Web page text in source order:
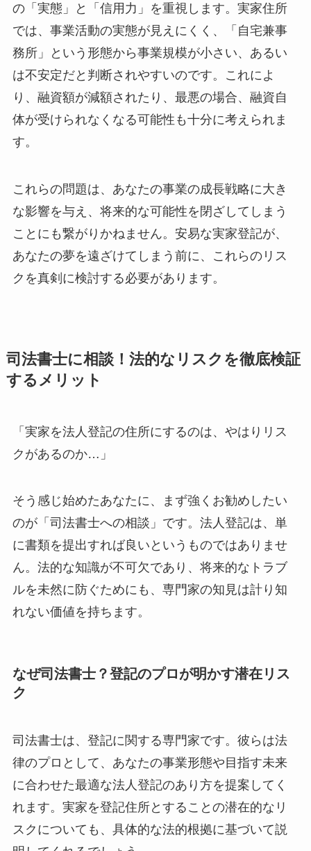
の「実態」と「信用力」を重視します。実家住所
では、事業活動の実態が見えにくく、「自宅兼事
務所」という形態から事業規模が小さい、あるい
は不安定だと判断されやすいのです。これによ
り、融資額が減額されたり、最悪の場合、融資自
体が受けられなくなる可能性も十分に考えられま
す。
これらの問題は、あなたの事業の成長戦略に大き
な影響を与え、将来的な可能性を閉ざしてしまう
ことにも繋がりかねません。安易な実家登記が、
あなたの夢を遠ざけてしまう前に、これらのリス
クを真剣に検討する必要があります。
司法書士に相談！法的なリスクを徹底検証
するメリット
「実家を法人登記の住所にするのは、やはりリス
クがあるのか…」
そう感じ始めたあなたに、まず強くお勧めしたい
のが「司法書士への相談」です。法人登記は、単
に書類を提出すれば良いというものではありませ
ん。法的な知識が不可欠であり、将来的なトラブ
ルを未然に防ぐためにも、専門家の知見は計り知
れない価値を持ちます。
なぜ司法書士？登記のプロが明かす潜在リス
ク
司法書士は、登記に関する専門家です。彼らは法
律のプロとして、あなたの事業形態や目指す未来
に合わせた最適な法人登記のあり方を提案してく
れます。実家を登記住所とすることの潜在的なリ
スクについても、具体的な法的根拠に基づいて説